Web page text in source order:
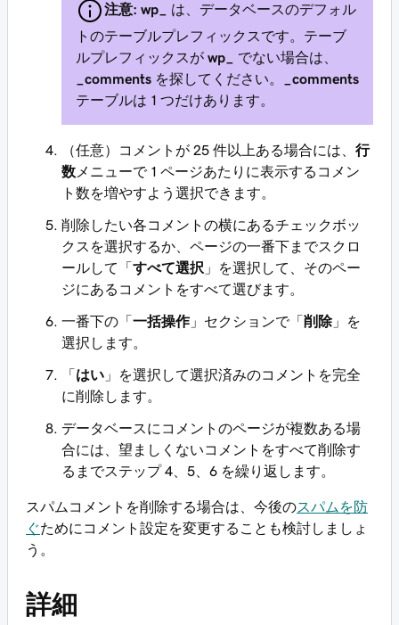
注意: wp_
は、データベースのデフォル
トのテーブルプレフィックスです。テーブ
ルプレフィックスが wp_
でない場合は、
_comments を探してください。
_comments
テーブルは 1 つだけあります。
（任意）コメントが 25 件以上ある場合には、 行
数 メニューで 1 ページあたりに表示するコメン
ト数を増やすよう選択できます。
削除したい各コメントの横にあるチェックボッ
クスを選択するか、ページの一番下までスクロ
ールして「 すべて選択 」を選択して、そのペー
ジにあるコメントをすべて選びます。
一番下の「 一括操作」セクションで「 削除」を
選択します。
「 はい 」を選択して選択済みのコメントを完全
に削除します。
データベースにコメントのページが複数ある場
合には、望ましくないコメントをすべて削除す
るまでステップ 4、5、6 を繰り返します。
スパムコメントを削除する場合は、今後のスパムを防
ぐためにコメント設定を変更することも検討しましょ
う。
詳細